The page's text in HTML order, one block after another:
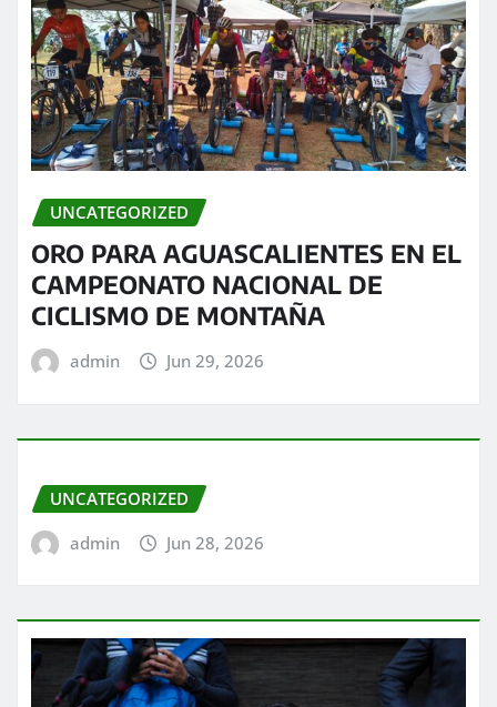
UNCATEGORIZED
ORO PARA AGUASCALIENTES EN EL
CAMPEONATO NACIONAL DE
CICLISMO DE MONTAÑA
admin Jun 29, 2026
UNCATEGORIZED
admin
Jun 28, 2026